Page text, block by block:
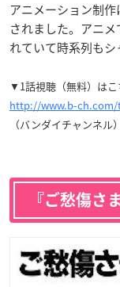
アニメーション制
されました。アニ
れていて時系列もシ
▼1話視聴（無料）はこ
http://www.b-
（バンダイチャンネル）
『ご愁傷さ